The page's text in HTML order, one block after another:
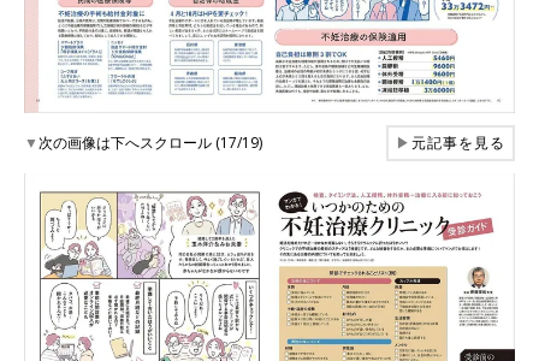
▼次の画像は下へスクロール (17/19) ▶元記事を見る